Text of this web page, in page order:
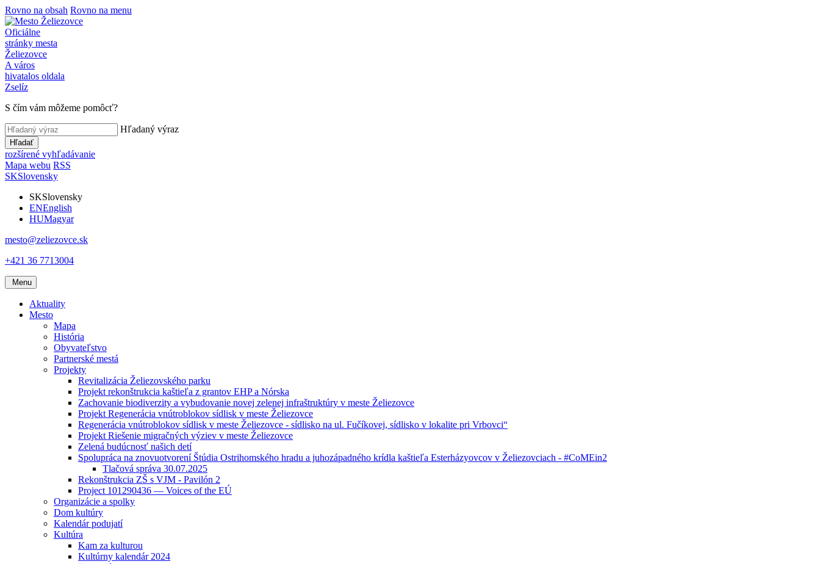
Rovno na obsah Rovno na menu
Oficiálne
stránky mesta
Želiezovce
A város
hivatalos oldala
Zselíz
S čím vám môžeme pomôcť?
Hľadaný výraz
Hľadať
rozšírené vyhľadávanie
Mapa webu RSS
SKSlovensky
SKSlovensky
ENEnglish
HUMagyar
mesto@zeliezovce.sk
+421 36 7713004
Menu
Aktuality
Mesto
Mapa
História
Obyvateľstvo
Partnerské mestá
Projekty
Revitalizácia Želiezovského parku
Projekt rekonštrukcia kaštieľa z grantov EHP a Nórska
Zachovanie biodiverzity a vybudovanie novej zelenej infraštruktúry v meste Želiezovce
Projekt Regenerácia vnútroblokov sídlisk v meste Želiezovce
Regenerácia vnútroblokov sídlisk v meste Želiezovce - sídlisko na ul. Fučíkovej, sídlisko v lokalite pri Vrbovci“
Projekt Riešenie migračných výziev v meste Želiezovce
Zelená budúcnosť našich detí
Spolupráca na znovuotvorení Štúdia Ostrihomského hradu a juhozápadného krídla kaštieľa Esterházyovcov v Želiezovciach - #CoMEin2
Tlačová správa 30.07.2025
Rekonštrukcia ZŠ s VJM - Pavilón 2
Project 101290436 — Voices of the EÚ
Organizácie a spolky
Dom kultúry
Kalendár podujatí
Kultúra
Kam za kulturou
Kultúrny kalendár 2024